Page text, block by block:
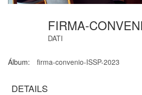
DATI
Álbum: firma-convenio-ISSP-2023
DETAILS